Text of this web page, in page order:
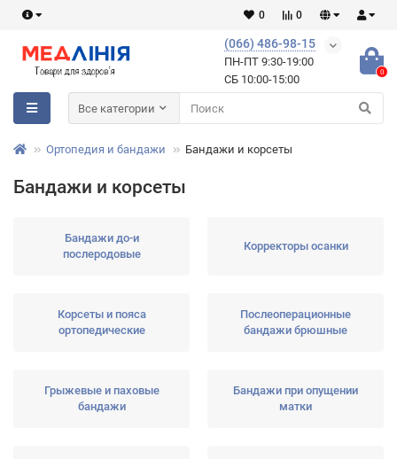
0
0
(066) 486-98-15
ПН-ПТ 9:30-19:00
СБ 10:00-15:00
0
Все категории
Ортопедия и бандажи Бандажи и корсеты
Бандажи и корсеты
Бандажи до-и
послеродовые
Корректоры осанки
Корсеты и пояса
ортопедические
Послеоперационные
бандажи брюшные
Грыжевые и паховые
бандажи
Бандажи при опущении
матки